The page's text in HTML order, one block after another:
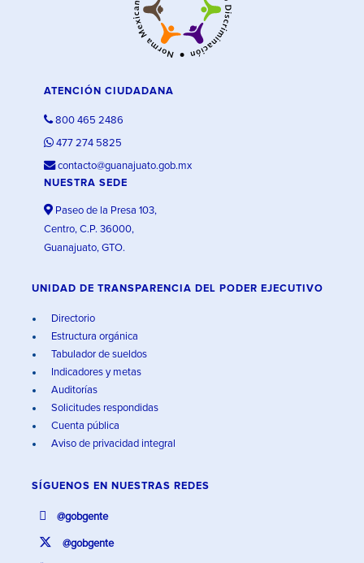
ATENCIÓN CIUDADANA
800 465 2486
477 274 5825
contacto@guanajuato.gob.mx
NUESTRA SEDE
Paseo de la Presa 103,
Centro, C.P. 36000,
Guanajuato, GTO.
UNIDAD DE TRANSPARENCIA DEL PODER EJECUTIVO
Directorio
Estructura orgánica
Tabulador de sueldos
Indicadores y metas
Auditorías
Solicitudes respondidas
Cuenta pública
Aviso de privacidad integral
SÍGUENOS EN NUESTRAS REDES
@gobgente
@gobgente